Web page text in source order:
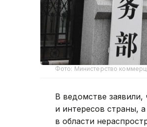
Фото: Министерство
В ведомстве
и интересов страны,
в области